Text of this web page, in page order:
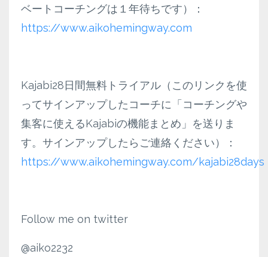
ベートコーチングは１年待ちです）：
https://www.aikohemingway.com
Kajabi28日間無料トライアル（このリンクを使
ってサインアップしたコーチに「コーチングや
集客に使えるKajabiの機能まとめ」を送りま
す。サインアップしたらご連絡ください）：
https://www.aikohemingway.com/kajabi28days
Follow me on twitter
@aiko2232